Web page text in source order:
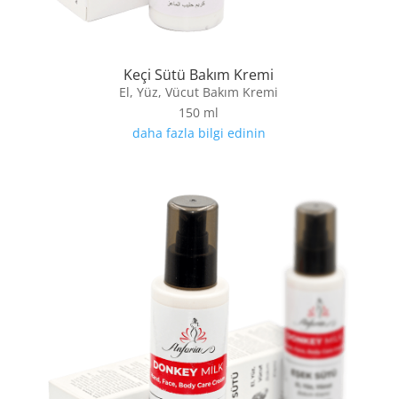
Keçi Sütü Bakım Kremi
El, Yüz, Vücut Bakım Kremi
150 ml
daha fazla bilgi edinin